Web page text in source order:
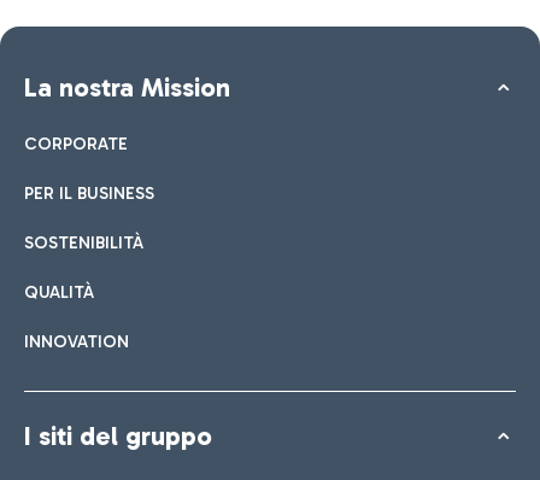
La nostra Mission
CORPORATE
PER IL BUSINESS
SOSTENIBILITÀ
QUALITÀ
INNOVATION
I siti del gruppo